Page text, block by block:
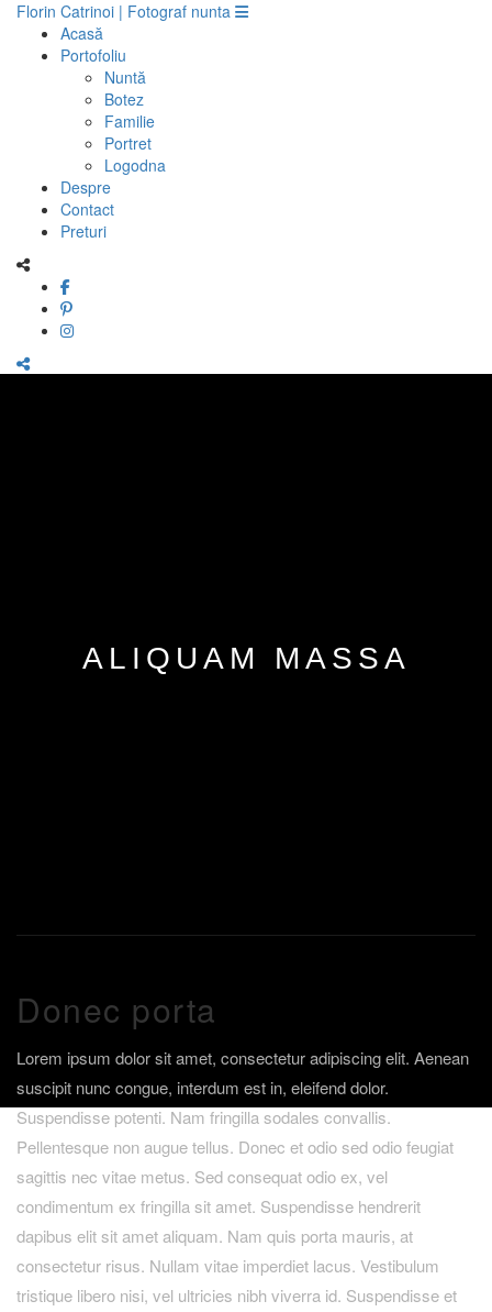
Florin Catrinoi | Fotograf nunta
Acasă
Portofoliu
Nuntă
Botez
Familie
Portret
Logodna
Despre
Contact
Preturi
ALIQUAM MASSA
Donec porta
Lorem ipsum dolor sit amet, consectetur adipiscing elit. Aenean
suscipit nunc congue, interdum est in, eleifend dolor.
Suspendisse potenti. Nam fringilla sodales convallis.
Pellentesque non augue tellus. Donec et odio sed odio feugiat
sagittis nec vitae metus. Sed consequat odio ex, vel
condimentum ex fringilla sit amet. Suspendisse hendrerit
dapibus elit sit amet aliquam. Nam quis porta mauris, at
consectetur risus. Nullam vitae imperdiet lacus. Vestibulum
tristique libero nisi, vel ultricies nibh viverra id. Suspendisse et